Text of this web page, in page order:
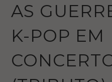
AS
K-POP EM